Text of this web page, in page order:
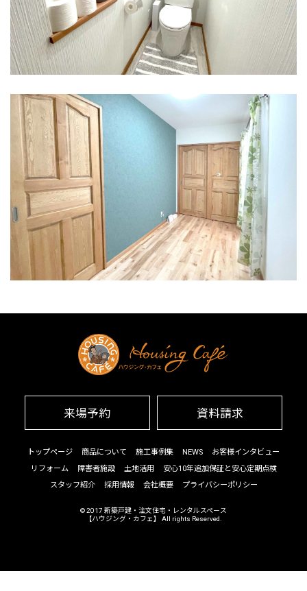
来場予約 資料請求
トップページ 商品について 施工事例集 NEWS
お客様インタビュー
リフォーム
障害者施設 土地活用
安心10年追加保証と安心定期点検
スタッフ紹介
採用情報 会社概要 プライバシーポリシー
© 2017 新築戸建・注文住宅・レンタルスペース
【ハウジング・カフェ】
All rights Reserved.